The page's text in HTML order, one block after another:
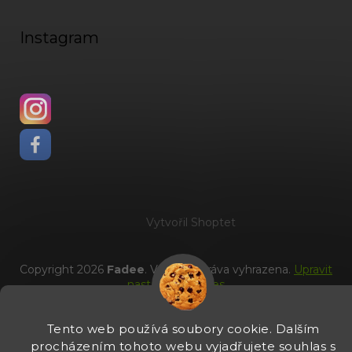
Tento web používá soubory cookie. Dalším
procházením tohoto webu vyjadřujete souhlas s
Instagram
Vytvořil Shoptet
Copyright 2026 Fadee. Všechna práva vyhrazena. Upravit
nastavení cookies